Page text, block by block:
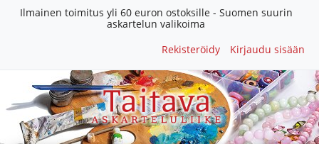
Ilmainen toimitus yli 60 euron ostoksille - Suomen suurin
askartelun valikoima
Rekisteröidy
Kirjaudu sisään